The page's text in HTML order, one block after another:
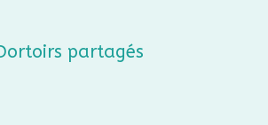
partagés